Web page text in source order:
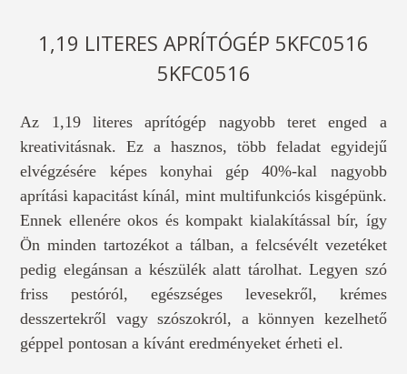
1,19 LITERES APRÍTÓGÉP 5KFC0516
5KFC0516
Az 1,19 literes aprítógép nagyobb teret enged a
kreativitásnak. Ez a hasznos, több feladat egyidejű
elvégzésére képes konyhai gép 40%-kal nagyobb
aprítási kapacitást kínál, mint multifunkciós kisgépünk.
Ennek ellenére okos és kompakt kialakítással bír, így
Ön minden tartozékot a tálban, a felcsévélt vezetéket
pedig elegánsan a készülék alatt tárolhat. Legyen szó
friss pestóról, egészséges levesekről, krémes
desszertekről vagy szószokról, a könnyen kezelhető
géppel pontosan a kívánt eredményeket érheti el.